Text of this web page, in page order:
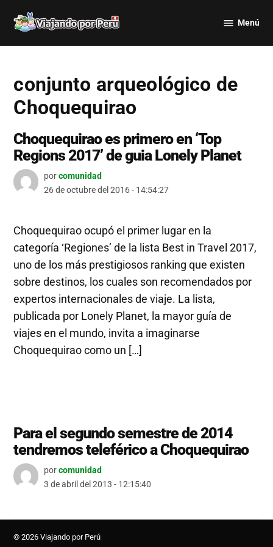
por Perú
Menú
conjunto arqueológico de
Choquequirao
Choquequirao es primero en ‘Top
Regions 2017’ de guia Lonely Planet
porcomunidad
26 de octubre del 2016 - 14:54:27
Choquequirao ocupó el primer lugar en la
categoría ‘Regiones’ de la lista Best in Travel 2017,
uno de los más prestigiosos ranking que existen
sobre destinos, los cuales son recomendados por
expertos internacionales de viaje. La lista,
publicada por Lonely Planet, la mayor guía de
viajes en el mundo, invita a imaginarse
Choquequirao como un […]
Para el segundo semestre de 2014
tendremos teleférico a Choquequirao
porcomunidad
3 de abril del 2013 - 12:15:40
© 2026 Viajando por Perú